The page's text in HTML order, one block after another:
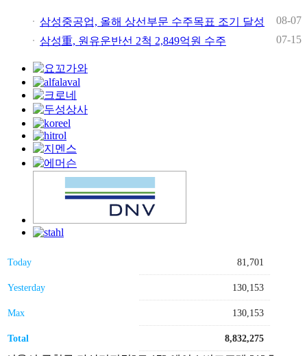
삼성중공업, 올해 상선부문 수주목표 조기 달성
08-07
삼성重, 원유운반선 2척 2,849억원 수주
07-15
Today 81,701
Yesterday 130,153
Max 130,153
Total 8,832,275